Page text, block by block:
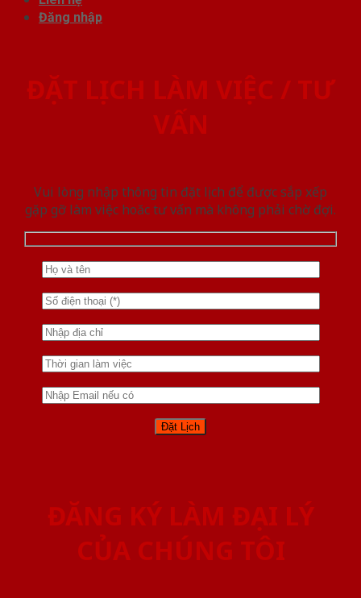
Đăng nhập
ĐẶT LỊCH LÀM VIỆC / TƯ
VẤN
Vui lòng nhập thông tin đặt lịch để được sắp xếp
gặp gỡ làm việc hoăc tư vấn mà không phải chờ đợi.
ĐĂNG KÝ LÀM ĐẠI LÝ
CỦA CHÚNG TÔI